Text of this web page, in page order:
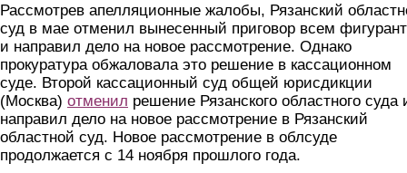
Рассмотрев апелляционные жалобы, Рязанский
суд в мае отменил вынесенный приговор всем
и направил дело на новое рассмотрение. Однако
прокуратура обжаловала это решение в кассационном
суде. Второй кассационный суд общей юрисдикции
(Москва) отменил решение Рязанского областного суда
направил дело на новое рассмотрение в Рязанский
областной суд. Новое рассмотрение в облсуде
продолжается с 14 ноября прошлого года.